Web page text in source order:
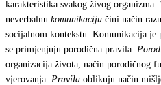
karakteristika svakog živog organizma.
neverbalnu komunikaciju čini način
socijalnom kontekstu. Komunikacija je
se primjenjuju porodična pravila.
organizacija života, način porodičnog
vjerovanja. Pravila oblikuju način